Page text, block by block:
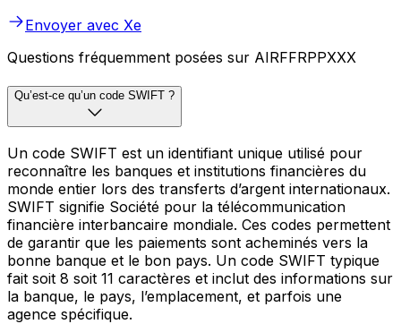
Envoyer avec Xe
Questions fréquemment posées sur AIRFFRPPXXX
Qu’est-ce qu’un code SWIFT ?
Un code SWIFT est un identifiant unique utilisé pour
reconnaître les banques et institutions financières du
monde entier lors des transferts d’argent internationaux.
SWIFT signifie Société pour la télécommunication
financière interbancaire mondiale. Ces codes permettent
de garantir que les paiements sont acheminés vers la
bonne banque et le bon pays. Un code SWIFT typique
fait soit 8 soit 11 caractères et inclut des informations sur
la banque, le pays, l’emplacement, et parfois une
agence spécifique.